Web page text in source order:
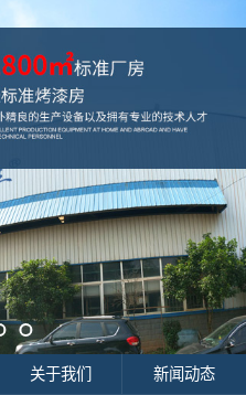
关于我们 新闻动态